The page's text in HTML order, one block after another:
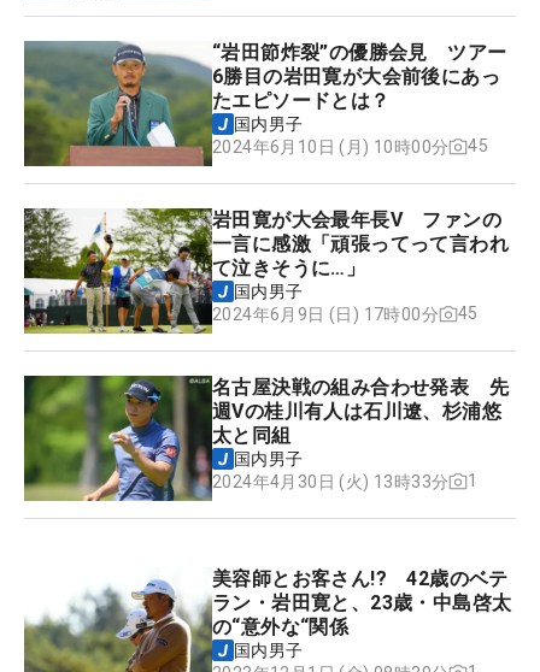
“岩田節炸裂”の優勝会見 ツアー
6勝目の岩田寛が大会前後にあっ
たエピソードとは？
国内男子
2024年6月10日 (月) 10時00分
45
岩田寛が大会最年長V ファンの
一言に感激「頑張ってって言われ
て泣きそうに…」
国内男子
2024年6月9日 (日) 17時00分
45
名古屋決戦の組み合わせ発表 先
週Vの桂川有人は石川遼、杉浦悠
太と同組
国内男子
2024年4月30日 (火) 13時33分
1
美容師とお客さん!? 42歳のベテ
ラン・岩田寛と、23歳・中島啓太
の“意外な“関係
国内男子